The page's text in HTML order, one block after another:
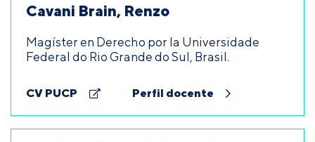
Cavani Brain, Renzo
Magíster en Derecho por la Universidade
Federal do Rio Grande do Sul, Brasil.
CV PUCP Perfil docente